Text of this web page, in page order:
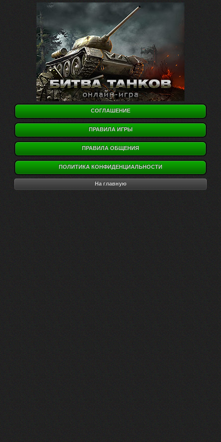
СОГЛАШЕНИЕ
ПРАВИЛА ИГРЫ
ПРАВИЛА ОБЩЕНИЯ
ПОЛИТИКА КОНФИДЕНЦИАЛЬНОСТИ
На главную